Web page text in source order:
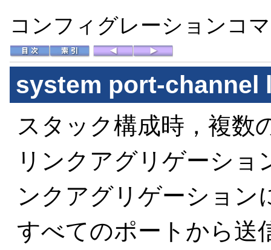
コンフィグレーションコ
system port-channel
スタック構成時，複数
リンクアグリゲーショ
ンクアグリゲーション
すべてのポートから送